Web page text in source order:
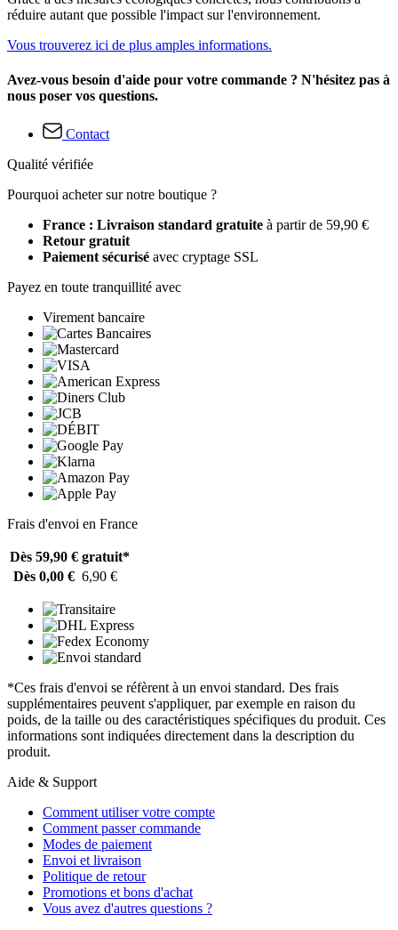
réduire autant que possible l'impact sur l'environnement.
Vous trouverez ici de plus amples informations.
Avez-vous besoin d'aide pour votre commande ? N'hésitez pas à
nous poser vos questions.
Contact
Qualité vérifiée
Pourquoi acheter sur notre boutique ?
France : Livraison standard gratuite à partir de 59,90 €
Retour gratuit
Paiement sécurisé avec cryptage SSL
Payez en toute tranquillité avec
Virement bancaire
Frais d'envoi en France
Dès 59,90 € gratuit*
Dès 0,00 € 6,90 €
*Ces frais d'envoi se réfèrent à un envoi standard. Des frais
supplémentaires peuvent s'appliquer, par exemple en raison du
poids, de la taille ou des caractéristiques spécifiques du produit. Ces
informations sont indiquées directement dans la description du
produit.
Aide & Support
Comment utiliser votre compte
Comment passer commande
Modes de paiement
Envoi et livraison
Politique de retour
Promotions et bons d'achat
Vous avez d'autres questions ?